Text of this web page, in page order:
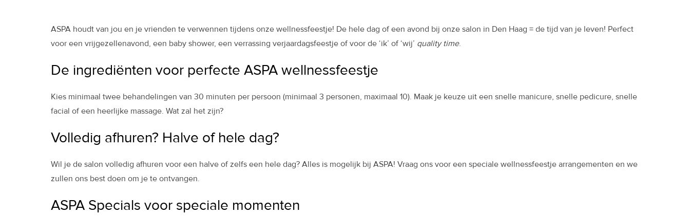
ASPA houdt van jou en je vrienden te verwennen tijdens onze wellnessfeestje! De hele dag of een avond bij onze salon in Den Haag = de tijd van je leven! Perfect
voor een vrijgezellenavond, een baby shower, een verrassing verjaardagsfeestje of voor de ‘ik’ of ‘wij’ quality time.
De ingrediënten voor perfecte ASPA wellnessfeestje
Kies minimaal twee behandelingen van 30 minuten per persoon (minimaal 3 personen, maximaal 10). Maak je keuze uit een snelle manicure, snelle pedicure, snelle
facial of een heerlijke massage. Wat zal het zijn?
Volledig afhuren? Halve of hele dag?
Wil je de salon volledig afhuren voor een halve of zelfs een hele dag? Alles is mogelijk bij ASPA! Vraag ons voor een speciale wellnessfeestje arrangementen en we
zullen ons best doen om je te ontvangen.
ASPA Specials voor speciale momenten